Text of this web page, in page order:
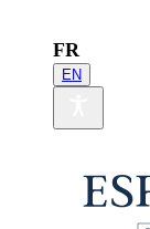
FR
EN